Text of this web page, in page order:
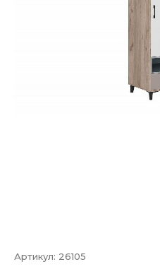
Артикул: 26105